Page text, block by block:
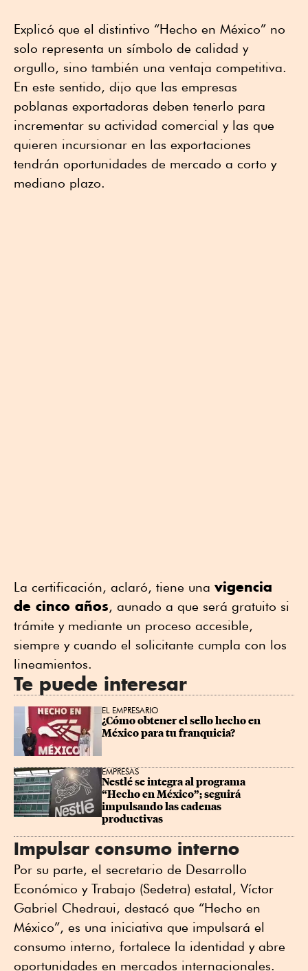
Explicó que el distintivo “Hecho en México” no
solo representa un símbolo de calidad y
orgullo, sino también una ventaja competitiva.
En este sentido, dijo que las empresas
poblanas exportadoras deben tenerlo para
incrementar su actividad comercial y las que
quieren incursionar en las exportaciones
tendrán oportunidades de mercado a corto y
mediano plazo.
La certificación, aclaró, tiene una vigencia
de cinco años, aunado a que será gratuito si
trámite y mediante un proceso accesible,
siempre y cuando el solicitante cumpla con los
lineamientos.
Te puede interesar
EL EMPRESARIO
¿Cómo obtener el sello hecho en
México para tu franquicia?
EMPRESAS
Nestlé se integra al programa
“Hecho en México”; seguirá
impulsando las cadenas
productivas
Impulsar consumo interno
Por su parte, el secretario de Desarrollo
Económico y Trabajo (Sedetra) estatal, Víctor
Gabriel Chedraui, destacó que “Hecho en
México”, es una iniciativa que impulsará el
consumo interno, fortalece la identidad y abre
oportunidades en mercados internacionales.